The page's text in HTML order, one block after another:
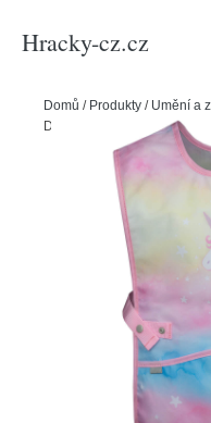
Hracky-cz.cz
Domů / Produkty / Umění a
Dětská zástěra BAAGL